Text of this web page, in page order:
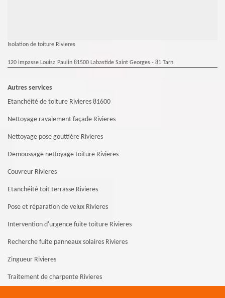
Isolation de toiture Rivieres
120 impasse Louisa Paulin 81500 Labastide Saint Georges - 81 Tarn
Autres services
Etanchéité de toiture Rivieres 81600
Nettoyage ravalement façade Rivieres
Nettoyage pose gouttière Rivieres
Demoussage nettoyage toiture Rivieres
Couvreur Rivieres
Etanchéité toit terrasse Rivieres
Pose et réparation de velux Rivieres
Intervention d'urgence fuite toiture Rivieres
Recherche fuite panneaux solaires Rivieres
Zingueur Rivieres
Traitement de charpente Rivieres